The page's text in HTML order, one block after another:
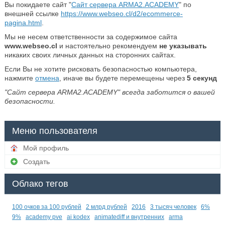
Вы покидаете сайт "Сайт сервера ARMA2.ACADEMY" по
внешней ссылке https://www.webseo.cl/d2/ecommerce-
pagina.html.
Мы не несем ответственности за содержимое сайта
www.webseo.cl и настоятельно рекомендуем не указывать
никаких своих личных данных на сторонних сайтах.
Если Вы не хотите рисковать безопасностью компьютера,
нажмите отмена , иначе вы будете перемещены через 5секунд
"Сайт сервера ARMA2.ACADEMY" всегда заботится о вашей
безопасности.
Меню пользователя
Мой профиль
Создать
Облако тегов
100 очков за 100 рублей 2 млрд рублей 2016 3 тысяч человек
6%
9%
academy pve ai kodex animatediff и внутренних arma